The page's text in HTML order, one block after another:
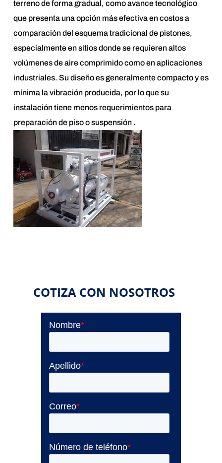
terreno de forma gradual, como avance tecnológico
que presenta una opción más efectiva en costos a
comparación del esquema tradicional de pistones,
especialmente en sitios donde se requieren altos
volúmenes de aire comprimido como en aplicaciones
industriales. Su diseño es generalmente compacto y es
mínima la vibración producida, por lo que su
instalación tiene menos requerimientos para
preparación de piso o suspensión .
COTIZA CON NOSOTROS